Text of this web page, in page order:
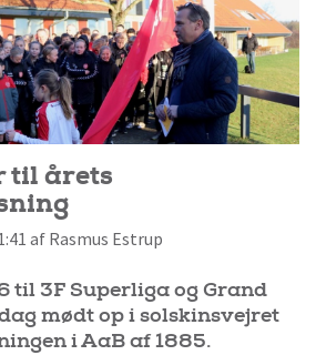
til årets
af Rasmus Estrup
til 3F Superliga og Grand
mødt op i solskinsvejret
i AaB af 1885.